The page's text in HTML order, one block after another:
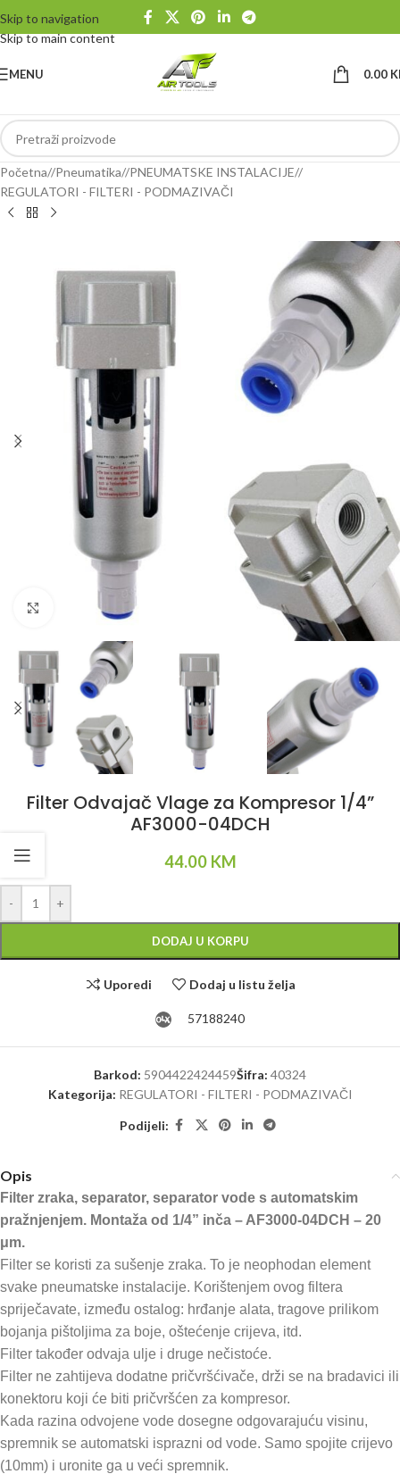
Skip to navigation
Skip to main content
MENU 0.00
Početna/ Pneumatika/ PNEUMATSKE INSTALACIJE/
REGULATORI - FILTERI - PODMAZIVAČI
Klikni da uvećaš
Filter Odvajač Vlage za Kompresor 1/4”
AF3000-04DCH
44.00 KM
- +
DODAJ U KORPU
Uporedi Dodaj u listu želja
57188240
Barkod: 5904422424459Šifra: 40324
Kategorija: REGULATORI - FILTERI - PODMAZIVAČI
Podijeli:
Opis
Filter zraka, separator, separator vode s automatskim
pražnjenjem. Montaža od 1/4” inča – AF3000-04DCH – 20
μm.
Filter se koristi za sušenje zraka. To je neophodan element
svake pneumatske instalacije. Korištenjem ovog filtera
spriječavate, između ostalog: hrđanje alata, tragove prilikom
bojanja pištoljima za boje, oštećenje crijeva, itd.
Filter također odvaja ulje i druge nečistoće.
Filter ne zahtijeva dodatne pričvršćivače, drži se na bradavici ili
konektoru koji će biti pričvršćen za kompresor.
Kada razina odvojene vode dosegne odgovarajuću visinu,
spremnik se automatski isprazni od vode. Samo spojite crijevo
(10mm) i uronite ga u veći spremnik.